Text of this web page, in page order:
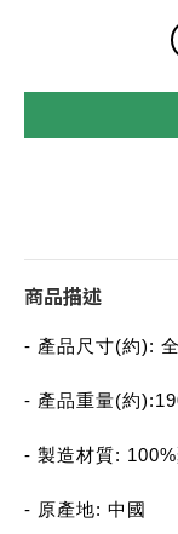
商品描述
- 產品尺寸(約):
- 產品重量(約
- 製造材質: 100%
- 原產地: 中國